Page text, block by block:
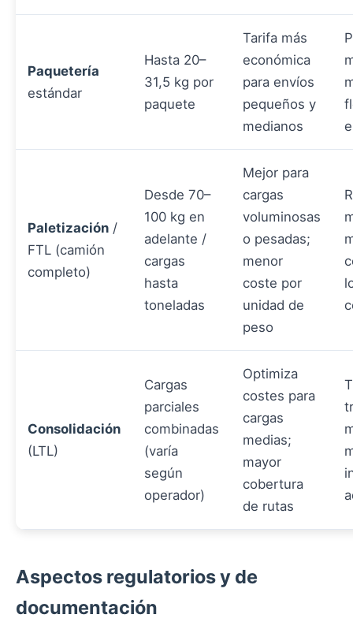
Paquetería
estándar
Hasta 20–
31,5 kg por
paquete
Tarifa más
económica
para envíos
pequeños y
medianos
Paletización /
FTL (camión
completo)
Desde 70–
100 kg en
adelante /
cargas
hasta
toneladas
Mejor para
cargas
voluminosas
o pesadas;
menor
coste por
unidad de
peso
Consolidación
(LTL)
Cargas
parciales
combinadas
(varía
según
operador)
Optimiza
costes para
cargas
medias;
mayor
cobertura
de rutas
Aspectos regulatorios y de
documentación